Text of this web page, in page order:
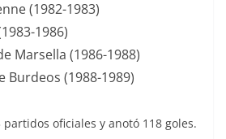
(1982-1983)
1986)
Marsella (1986-1988)
Burdeos (1988-1989)
oficiales y anotó 118 goles.